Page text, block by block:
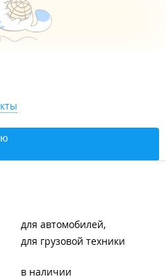
4-я, 16
для автомобилей
для грузовой техники
в наличии